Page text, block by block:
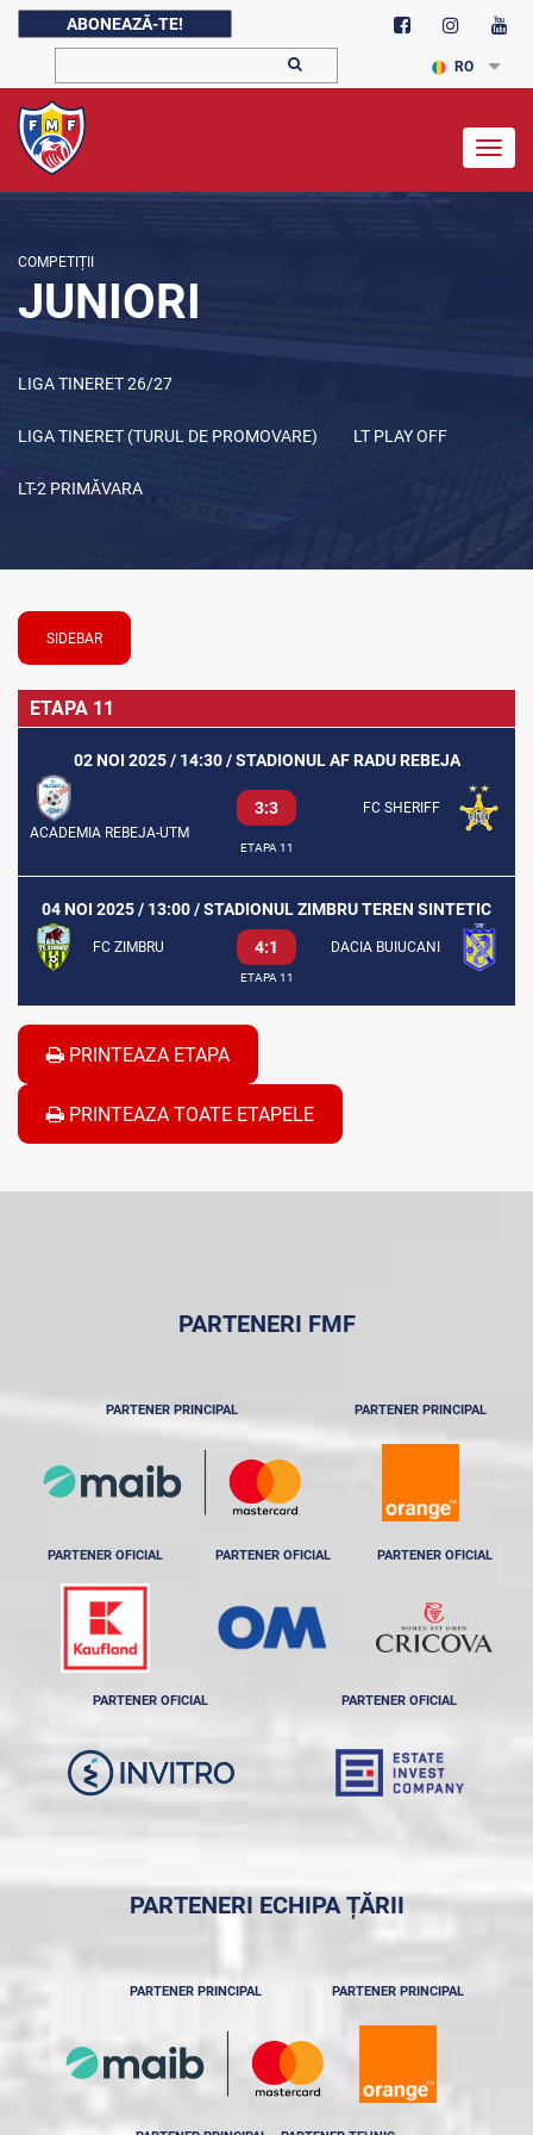
ABONEAZĂ-TE!
RO
COMPETIȚII
JUNIORI
LIGA TINERET 26/27
LIGA TINERET (TURUL DE PROMOVARE) LT PLAY OFF
LT-2 PRIMĂVARA
SIDEBAR
ETAPA 11
02 NOI 2025 / 14:30 / STADIONUL AF RADU REBEJA
ACADEMIA REBEJA-UTM
3:3 FC SHERIFF
ETAPA 11
04 NOI 2025 / 13:00 / STADIONUL ZIMBRU TEREN SINTETIC
FC ZIMBRU 4:1 DACIA BUIUCANI
ETAPA 11
PRINTEAZA ETAPA
PRINTEAZA TOATE ETAPELE
PARTENERI FMF
PARTENER PRINCIPAL PARTENER PRINCIPAL
PARTENER OFICIAL PARTENER OFICIAL PARTENER OFICIAL
PARTENER OFICIAL PARTENER OFICIAL
PARTENERI ECHIPA ȚĂRII
PARTENER PRINCIPAL PARTENER PRINCIPAL